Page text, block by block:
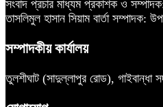
সংবাদ প্রচার মাধ্যম প্রকাশক ও
তাসলিমুল হাসান সিয়াম বার্তা সম্পাদক:
সম্পাদকীয় কার্যালয়
তুলশীঘাট (সাদুল্লাপুর রোড), গাইবান্ধা